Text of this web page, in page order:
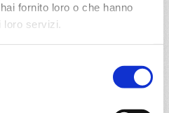
fornito loro o che hanno
loro servizi.
MSC Armonia